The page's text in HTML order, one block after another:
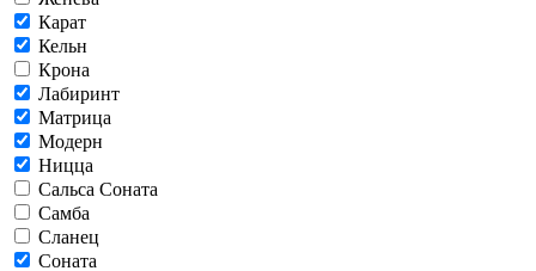
Карат
Кельн
Крона
Лабиринт
Матрица
Модерн
Ницца
Сальса Соната
Самба
Сланец
Соната